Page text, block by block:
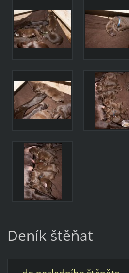
Deník štěňat